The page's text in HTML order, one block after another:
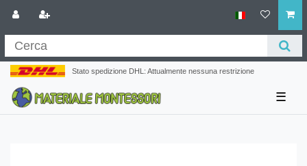
Stato spedizione DHL: Attualmente nessuna restrizione
☰